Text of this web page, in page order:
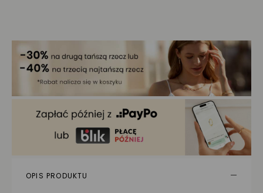
OPIS PRODUKTU